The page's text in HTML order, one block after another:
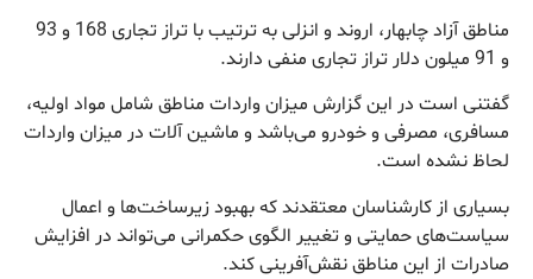
مناطق آزاد چابهار، اروند و انزلی به ترتیب با تراز تجاری 168 و 93
و 91 میلون دلار تراز تجاری منفی دارند.
گفتنی است در این گزارش میزان واردات مناطق شامل مواد اولیه،
مسافری، مصرفی و خودرو می‌باشد و ماشین آلات در میزان واردات
لحاظ نشده است.
بسیاری از کارشناسان معتقدند که بهبود زیرساخت‌ها و اعمال
سیاست‌های حمایتی و تغییر الگوی حکمرانی می‌تواند در افزایش
صادرات از این مناطق نقش‌آفرینی کند.